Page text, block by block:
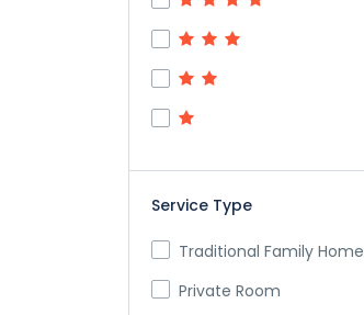
Service Type
Traditional Family Home
Private Room